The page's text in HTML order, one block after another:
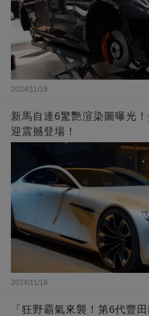
2024/11/18
新馬自達6驚艷渲染圖曝光
迎震撼登場！
2024/11/18
「狂野霸氣來襲！第6代豐